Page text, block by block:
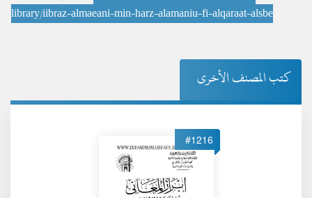
library/iibraz-almaeani-min-harz-alamaniu-fi-alqaraat-alsbe
كتب المصنف الأخرى
#1216